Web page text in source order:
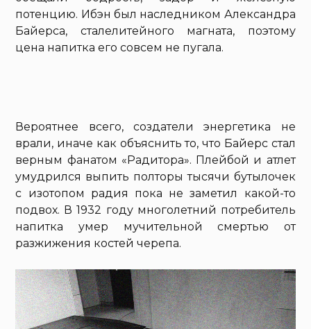
потенцию. Ибэн был наследником Александра
Байерса, сталелитейного магната, поэтому
цена напитка его совсем не пугала.
Вероятнее всего, создатели энергетика не
врали, иначе как объяснить то, что Байерс стал
верным фанатом «Радитора». Плейбой и атлет
умудрился выпить полторы тысячи бутылочек
с изотопом радия пока не заметил какой-то
подвох. В 1932 году многолетний потребитель
напитка умер мучительной смертью от
разжижения костей черепа.